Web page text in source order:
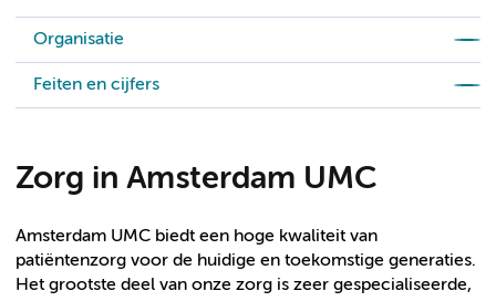
Organisatie
Feiten en cijfers
Zorg in Amsterdam UMC
Amsterdam UMC biedt een hoge kwaliteit van
patiëntenzorg voor de huidige en toekomstige generaties.
Het grootste deel van onze zorg is zeer gespecialiseerde,